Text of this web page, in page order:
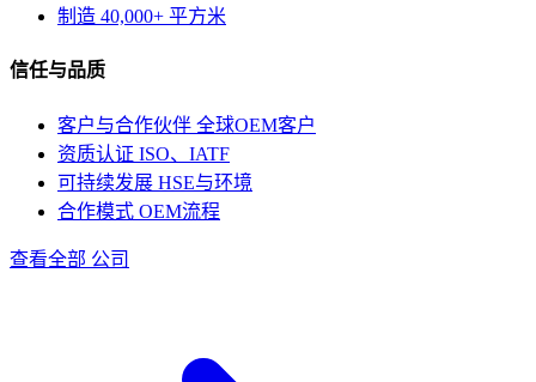
制造 40,000+ 平方米
信任与品质
客户与合作伙伴 全球OEM客户
资质认证 ISO、IATF
可持续发展 HSE与环境
合作模式 OEM流程
查看全部 公司